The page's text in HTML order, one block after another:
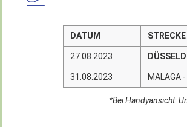
DATUM STRECKE
27.08.2023
31.08.2023 MALAGA -
*Bei Handyansicht: